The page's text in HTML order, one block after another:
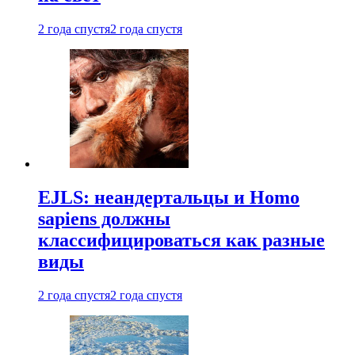
2 года спустя2 года спустя
EJLS: неандертальцы и Homo
sapiens должны
классифицироваться как разные
виды
2 года спустя2 года спустя